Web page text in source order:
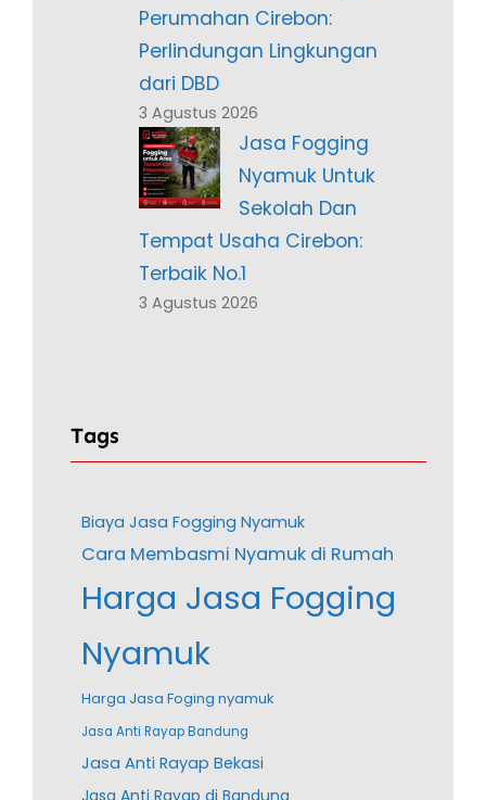
Perumahan Cirebon:
Perlindungan Lingkungan
dari DBD
3 Agustus 2026
Jasa Fogging
Nyamuk Untuk
Sekolah Dan
Tempat Usaha Cirebon:
Terbaik No.1
3 Agustus 2026
Tags
Biaya Jasa Fogging Nyamuk
Cara Membasmi Nyamuk di Rumah
Harga Jasa Fogging
Nyamuk
Harga Jasa Foging nyamuk
Jasa Anti Rayap Bandung
Jasa Anti Rayap Bekasi
Jasa Anti Rayap di Bandung